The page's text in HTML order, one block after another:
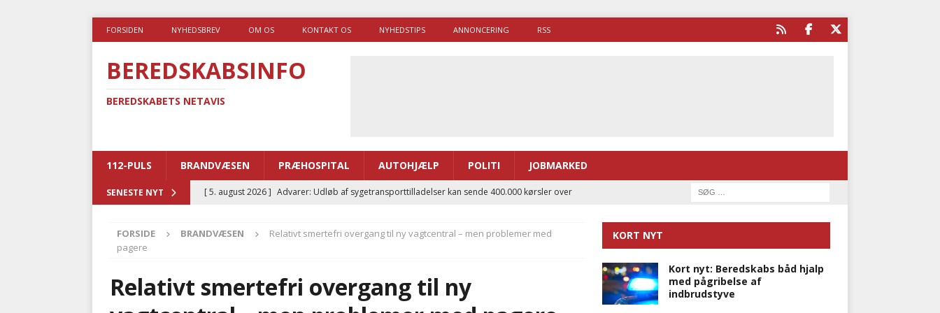
FORSIDEN NYHEDSBREV OM OS KONTAKT OS NYHEDSTIPS ANNONCERING RSS
BEREDSKABSINFO
BEREDSKABETS NETAVIS
112-PULS BRANDVÆSEN PRÆHOSPITAL AUTOHJÆLP POLITI JOBMARKED
SENESTE NYT [ 5. august 2026 ] Advarer: Udløb af sygetransporttilladelser kan sende 400.000 kørsler over
[ 5. august 2026 ] Ny ambulance og el-sygetransportvogn til Samsø
PRÆHOSPITAL
BRANDVÆSEN
[ 4. august 2026 ]
Ny treårig politiuddannelse skal ruste betjentene til mere kompleks
FORSIDE BRANDVÆSEN
Relativt smertefri overgang til ny vagtcentral – men problemer med
pagere
Relativt smertefri overgang til ny
KORT NYT
Kort nyt: Beredskabs båd hjalp
med pågribelse af
indbrudstyve